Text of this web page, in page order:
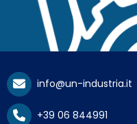
info@un-industria.it
+39 06 844991